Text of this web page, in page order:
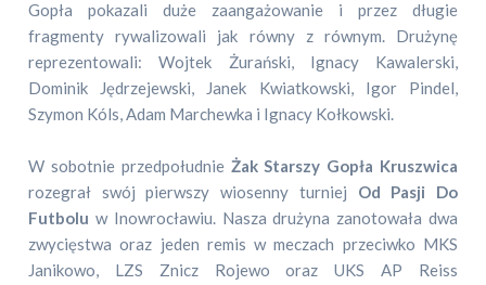
Gopła pokazali duże zaangażowanie i przez długie
fragmenty rywalizowali jak równy z równym. Drużynę
reprezentowali: Wojtek Żurański, Ignacy Kawalerski,
Dominik Jędrzejewski, Janek Kwiatkowski, Igor Pindel,
Szymon Kóls, Adam Marchewka i Ignacy Kołkowski.
W sobotnie przedpołudnie Żak Starszy Gopła Kruszwica
rozegrał swój pierwszy wiosenny turniej Od Pasji Do
Futbolu w Inowrocławiu. Nasza drużyna zanotowała dwa
zwycięstwa oraz jeden remis w meczach przeciwko MKS
Janikowo, LZS Znicz Rojewo oraz UKS AP Reiss